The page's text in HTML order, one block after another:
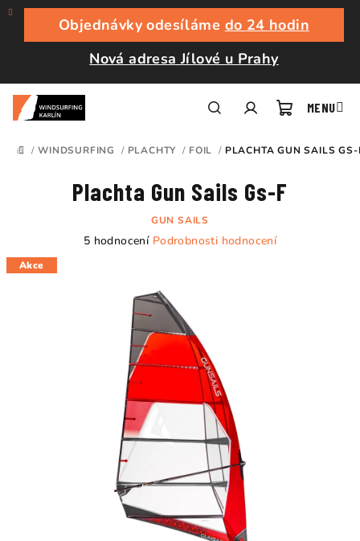
Přejít
obsah
Objednávky odesíláme do 24 hodin
Nová adresa Jílové u Prahy
košík
DOMŮ
/ WINDSURFING / PLACHTY / FOIL / PLACHTA GUN SAILS GS-
Plachta Gun Sails Gs-F
GUN SAILS
Průměrné
hvězdiček.
5 hodnocení Podrobnosti hodnocení
Akce